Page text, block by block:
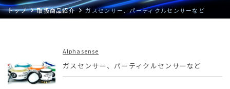
個人情報保護方針
Contact us
トップ 取扱商品紹介 ガスセンサー、パーティクルセンサーなど
Alphasense
ガスセンサー、パーティクルセンサーなど